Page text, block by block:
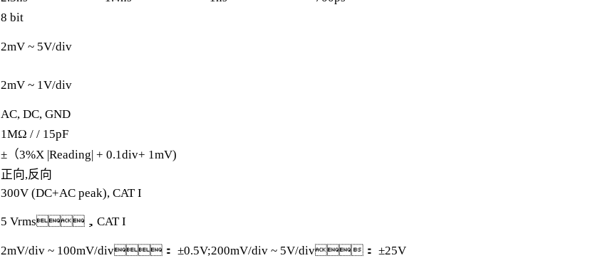
8 bit
2mV ~ 5V/div
2mV ~ 1V/div
AC, DC, GND
1MΩ / / 15pF
±（3%X |Reading| + 0.1div+ 1mV)
正向,反向
300V (DC+AC peak), CAT I
5 Vrms，CAT I
2mV/div ~ 100mV/div： ±0.5V;200mV/div ~ 5V/div： ±25V